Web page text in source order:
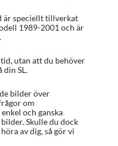
är speciellt tillverkat
1989-2001 och är
utan att du behöver
din SL.
bilder över
om
och ganska
Skulle du dock
av dig, så gör vi